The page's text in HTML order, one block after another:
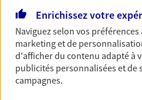
notre solution PER (Plan
spécialement conçue pour
Découvrir l'offre Retraite
Prévoyance
Enrichissez votre
Naviguez selon vos préférences
marketing et de
d'afficher du contenu adapté à
publicités personnalisées et de
campagnes.